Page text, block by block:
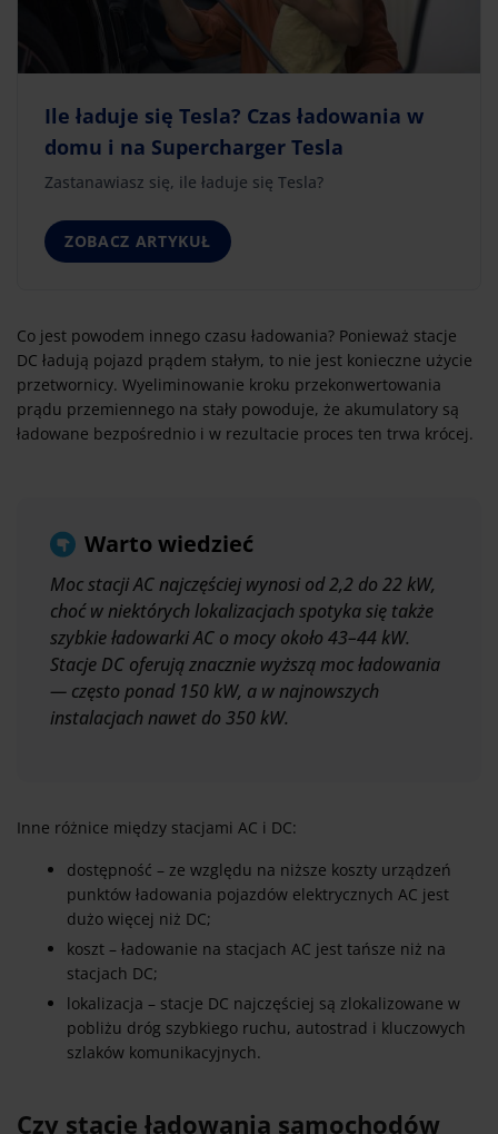
Ile ładuje się Tesla? Czas ładowania w
domu i na Supercharger Tesla
Zastanawiasz się, ile ładuje się Tesla?
ZOBACZ ARTYKUŁ
Co jest powodem innego czasu ładowania? Ponieważ stacje
DC ładują pojazd prądem stałym, to nie jest konieczne użycie
przetwornicy. Wyeliminowanie kroku przekonwertowania
prądu przemiennego na stały powoduje, że akumulatory są
ładowane bezpośrednio i w rezultacie proces ten trwa krócej.
Warto wiedzieć
Moc stacji AC najczęściej wynosi od 2,2 do 22 kW,
choć w niektórych lokalizacjach spotyka się także
szybkie ładowarki AC o mocy około 43–44 kW.
Stacje DC oferują znacznie wyższą moc ładowania
— często ponad 150 kW, a w najnowszych
instalacjach nawet do 350 kW.
Inne różnice między stacjami AC i DC:
dostępność – ze względu na niższe koszty urządzeń
punktów ładowania pojazdów elektrycznych AC jest
dużo więcej niż DC;
koszt – ładowanie na stacjach AC jest tańsze niż na
stacjach DC;
lokalizacja – stacje DC najczęściej są zlokalizowane w
pobliżu dróg szybkiego ruchu, autostrad i kluczowych
szlaków komunikacyjnych.
Czy stacje ładowania samochodów